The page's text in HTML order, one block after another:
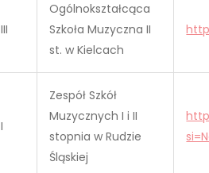
III
Ogólnokształcąca
Szkoła Muzyczna II
st. w Kielcach
I
Zespół Szkół
Muzycznych I i II
stopnia w Rudzie
Śląskiej